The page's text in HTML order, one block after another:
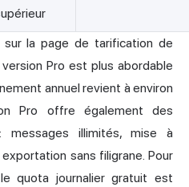
surla page de tarification de
Pro est plus abordable
annuel revient à environ
Pro offre également des
messages illimités, mise à
sans filigrane. Pour
quota journalier gratuit est